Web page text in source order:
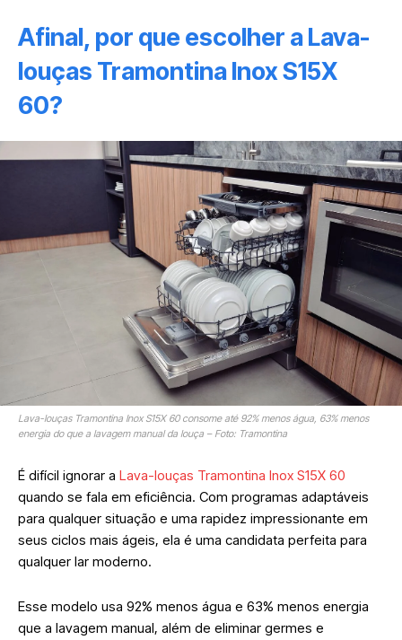
Afinal, por que escolher a Lava-
louças Tramontina Inox S15X
60?
Lava-louças Tramontina Inox S15X 60 consome até 92% menos água, 63% menos
energia do que a lavagem manual da louça – Foto: Tramontina
É difícil ignorar a Lava-louças Tramontina Inox S15X 60
quando se fala em eficiência. Com programas adaptáveis
para qualquer situação e uma rapidez impressionante em
seus ciclos mais ágeis, ela é uma candidata perfeita para
qualquer lar moderno.
Esse modelo usa 92% menos água e 63% menos energia
que a lavagem manual, além de eliminar germes e